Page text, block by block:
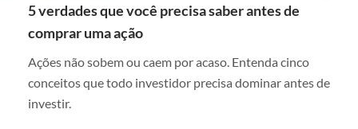
5 verdades que você precisa saber antes de
comprar uma ação
Ações não sobem ou caem por acaso. Entenda cinco
conceitos que todo investidor precisa dominar antes de
investir.